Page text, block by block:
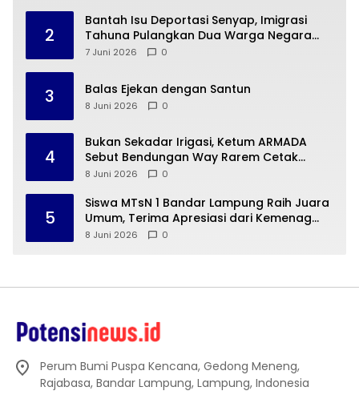
2
Bantah Isu Deportasi Senyap, Imigrasi
Tahuna Pulangkan Dua Warga Negara
Cina ke Guangzhou
7 Juni 2026 0
3 Balas Ejekan dengan Santun
8 Juni 2026 0
4
Bukan Sekadar Irigasi, Ketum ARMADA
Sebut Bendungan Way Rarem Cetak
Sejarah Peradaban Lampung
8 Juni 2026 0
5
Siswa MTsN 1 Bandar Lampung Raih Juara
Umum, Terima Apresiasi dari Kemenag
Kota Bandar Lampung
8 Juni 2026 0
Perum Bumi Puspa Kencana, Gedong Meneng,
Rajabasa, Bandar Lampung, Lampung, Indonesia